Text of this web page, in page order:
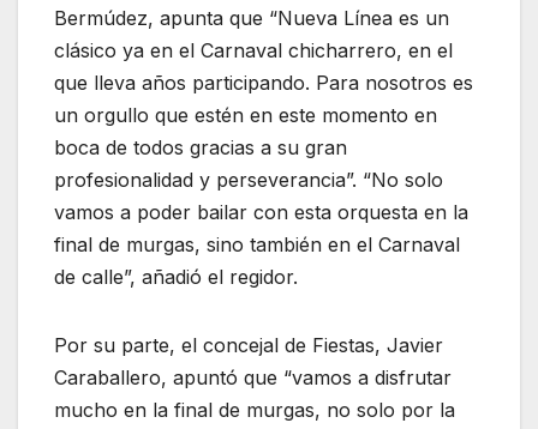
Bermúdez, apunta que “Nueva Línea es un
clásico ya en el Carnaval chicharrero, en el
que lleva años participando. Para nosotros es
un orgullo que estén en este momento en
boca de todos gracias a su gran
profesionalidad y perseverancia”. “No solo
vamos a poder bailar con esta orquesta en la
final de murgas, sino también en el Carnaval
de calle”, añadió el regidor.
Por su parte, el concejal de Fiestas, Javier
Caraballero, apuntó que “vamos a disfrutar
mucho en la final de murgas, no solo por la